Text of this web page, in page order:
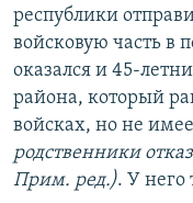
республики
войсковую часть в
оказался и 45-
района, который
войсках, но не
родственники
Прим. ред.). У него